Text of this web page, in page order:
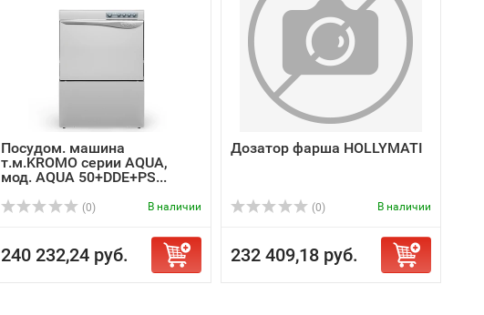
Посудом. машина
т.м.KROMO серии AQUA,
мод. AQUA 50+DDE+PS...
(0) В наличии
240 232,24 руб.
Дозатор фарша HOLLYMATI
(0) В наличии
232 409,18 руб.